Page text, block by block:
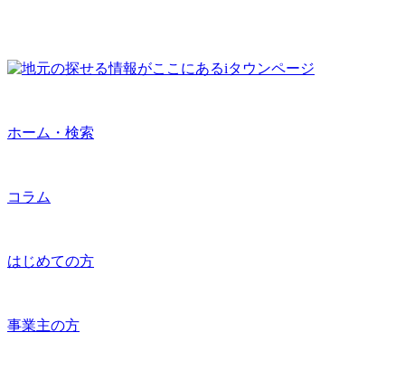
ホーム・検索
コラム
はじめての方
事業主の方